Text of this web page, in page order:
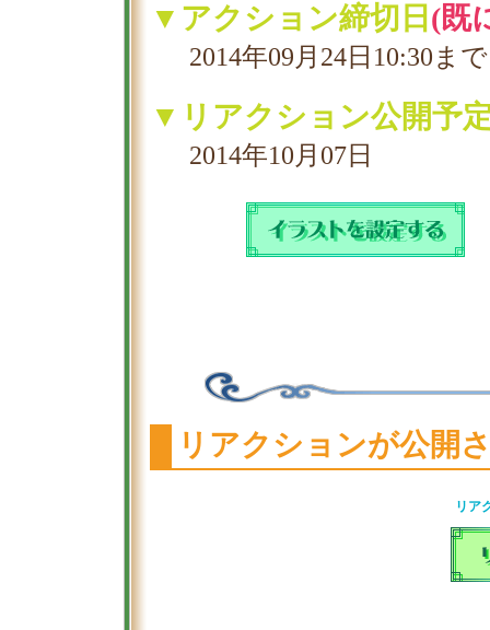
▼アクション締切日 (既
2014年09月24日10:30まで
▼リアクション公開予
2014年10月07日
リアクションが公開
リア